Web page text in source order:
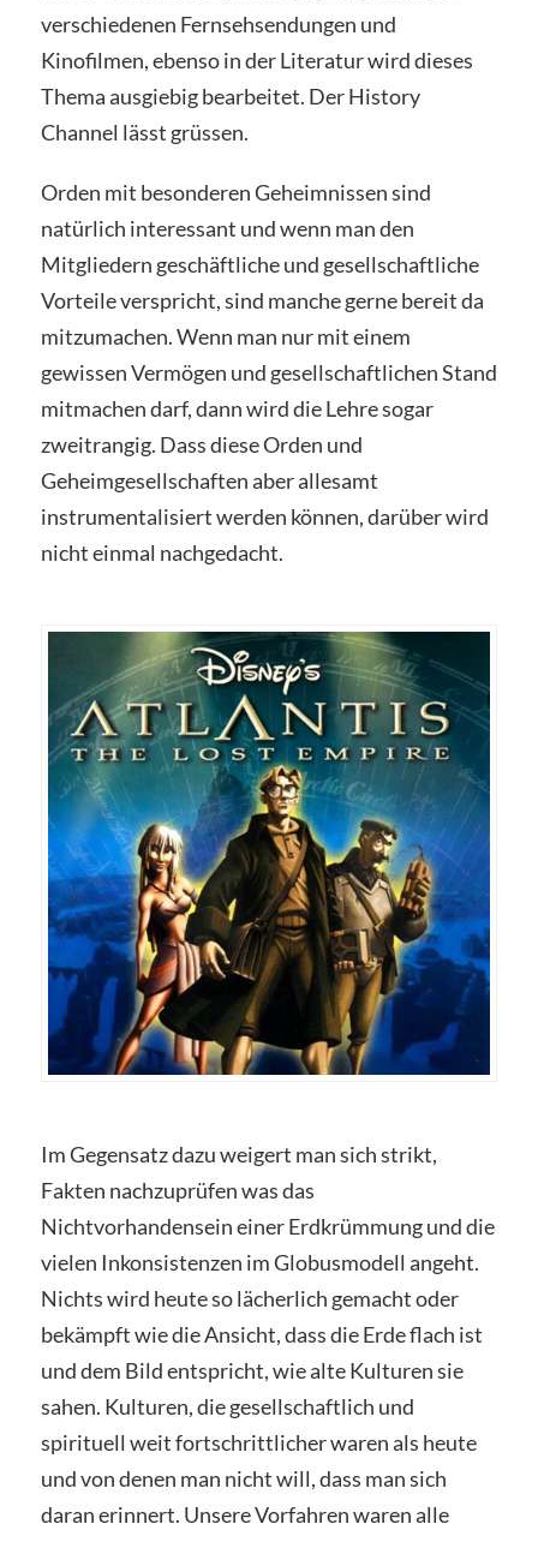
verschiedenen Fernsehsendungen und
Kinofilmen, ebenso in der Literatur wird dieses
Thema ausgiebig bearbeitet. Der History
Channel lässt grüssen.
Orden mit besonderen Geheimnissen sind
natürlich interessant und wenn man den
Mitgliedern geschäftliche und gesellschaftliche
Vorteile verspricht, sind manche gerne bereit da
mitzumachen. Wenn man nur mit einem
gewissen Vermögen und gesellschaftlichen Stand
mitmachen darf, dann wird die Lehre sogar
zweitrangig. Dass diese Orden und
Geheimgesellschaften aber allesamt
instrumentalisiert werden können, darüber wird
nicht einmal nachgedacht.
Im Gegensatz dazu weigert man sich strikt,
Fakten nachzuprüfen was das
Nichtvorhandensein einer Erdkrümmung und die
vielen Inkonsistenzen im Globusmodell angeht.
Nichts wird heute so lächerlich gemacht oder
bekämpft wie die Ansicht, dass die Erde flach ist
und dem Bild entspricht, wie alte Kulturen sie
sahen. Kulturen, die gesellschaftlich und
spirituell weit fortschrittlicher waren als heute
und von denen man nicht will, dass man sich
daran erinnert. Unsere Vorfahren waren alle